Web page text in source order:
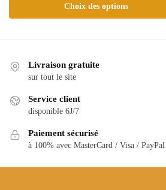
Choix des options
Les
options
peuvent
sur
page
Livraison gratuite
sur tout le site
Service client
disponible 6J/7
Paiement sécurisé
à 100% avec MasterCard / Visa / PayPal